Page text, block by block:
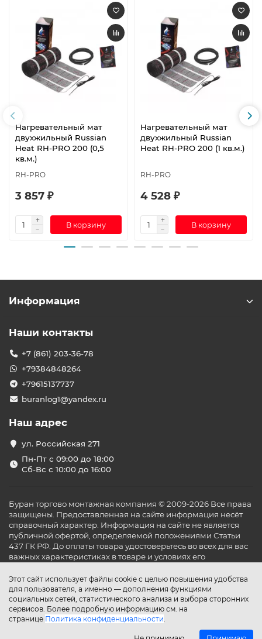
Нагревательный мат
двухжильный Russian
Heat RH-PRO 200 (0,5
кв.м.)
RH-PRO
3 857 ₽
В корзину
Нагревательный мат
двухжильный Russian
Heat RH-PRO 200 (1 кв.м.)
RH-PRO
4 528 ₽
В корзину
Этот сайт использует файлы cookie с целью повышения удобства
для пользователя, а именно — дополнения функциями
социальных сетей, статистического анализа и выбора сторонних
сервисов. Более подробную информацию см. на
странице Политика конфиденциальности.
Информация
Наши контакты
+7 (861) 203-36-78
+79384848264
+79615137737
buranlog1@yandex.ru
Наш адрес
ул. Российская 271
Пн-Пт с 09:00 до 18:00
Сб-Вс с 10:00 до 16:00
Буран торгово монтажная компания © 2009-2026 Все права
защищены. Предоставленная на сайте информация несёт
справочный характер. Информация на сайте не является
публичной офертой, определяемой положениями Статьи
437 ГК РФ. До оплаты товара удостоверьтесь во всех для вас
важных характеристиках в товаре и условиях его